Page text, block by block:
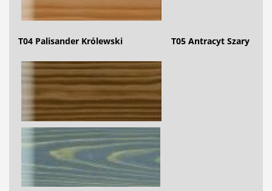
T04 Palisander Królewski T05 Antracyt Szary